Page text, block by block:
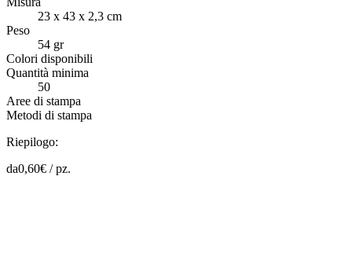
23 x 43 x 2,3 cm
Peso
54 gr
Colori disponibili
Quantità minima
50
Aree di stampa
Metodi di stampa
Riepilogo:
da0,60€ /pz.